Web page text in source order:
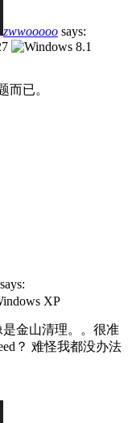
zwwooooo says:
而已。
says:
金山清理。。很准
？ 难怪我都没办法